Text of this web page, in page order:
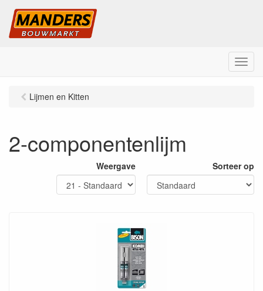
M
e
Lijmen en Kitten
2-componentenlijm
Weergave Sorteer op